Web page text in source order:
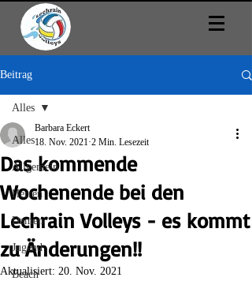
Beitrag
Alles
Allgemein
Herren
Damen
Jugend
Beach
Alles
Das kommende
Wochenende bei den
Lechrain Volleys - es kommt
zu Änderungen!!
Barbara Eckert
18. Nov. 2021 2 Min. Lesezeit
Aktualisiert: 20. Nov. 2021